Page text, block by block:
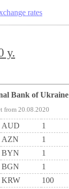
rates
y.
Bank of Ukraine
from 20.08.2020
AUD 1
AZN 1
BYN 1
BGN 1
KRW 100